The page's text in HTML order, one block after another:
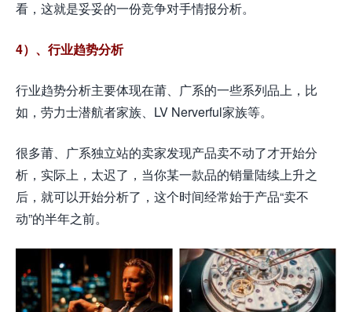
看，这就是妥妥的一份竞争对手情报分析。
4）、行业趋势分析
行业趋势分析主要体现在莆、广系的一些系列品上，比
如，劳力士潜航者家族、LV Nerverful家族等。
很多莆、广系独立站的卖家发现产品卖不动了才开始分
析，实际上，太迟了，当你某一款品的销量陆续上升之
后，就可以开始分析了，这个时间经常始于产品“卖不
动”的半年之前。